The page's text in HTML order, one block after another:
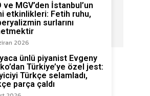
ve MGV’den İstanbul’un
etkinlikleri: Fetih ruhu,
surlarını
2026
ünlü piyanist Evgeny
Türkiye’ye özel jest:
Türkçe selamladı,
parça çaldı